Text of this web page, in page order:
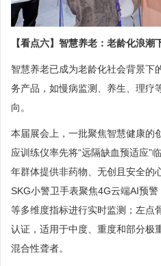
【看点六】智慧养老：老龄化浪潮
智慧养老已成为老龄化社会背景下
务产品，如慢病监测、养生、理疗
向。
本届展会上，一批聚焦智慧健康的
应训练仪率先将“远隔缺血预适应”
年群体提供非药物、无创且安全的
SKG小警卫手表聚焦4G云端AI预
等多维度指标进行实时监测；左点
认证，适用于中度、重度和部分极
混合性聋者。